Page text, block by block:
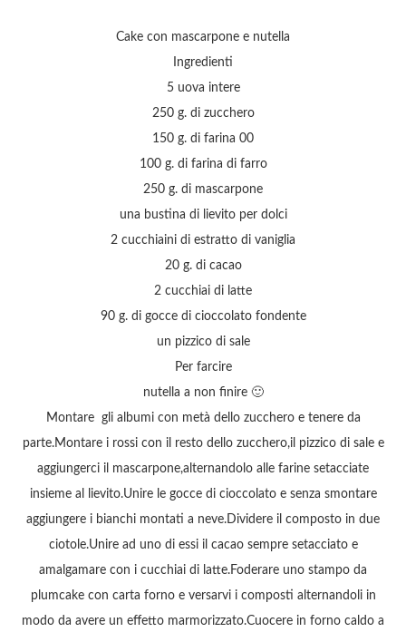
Cake con mascarpone e nutella
Ingredienti
5 uova intere
250 g. di zucchero
150 g. di farina 00
100 g. di farina di farro
250 g. di mascarpone
una bustina di lievito per dolci
2 cucchiaini di estratto di vaniglia
20 g. di cacao
2 cucchiai di latte
90 g. di gocce di cioccolato fondente
un pizzico di sale
Per farcire
nutella a non finire 🙂
Montare gli albumi con metà dello zucchero e tenere da
parte.Montare i rossi con il resto dello zucchero,il pizzico di sale e
aggiungerci il mascarpone,alternandolo alle farine setacciate
insieme al lievito.Unire le gocce di cioccolato e senza smontare
aggiungere i bianchi montati a neve.Dividere il composto in due
ciotole.Unire ad uno di essi il cacao sempre setacciato e
amalgamare con i cucchiai di latte.Foderare uno stampo da
plumcake con carta forno e versarvi i composti alternandoli in
modo da avere un effetto marmorizzato.Cuocere in forno caldo a